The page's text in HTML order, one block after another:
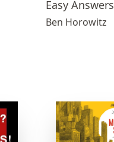
Easy Answers
Ben Horowitz